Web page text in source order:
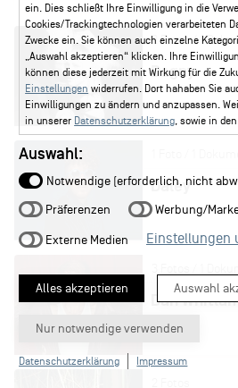
2 Fotos / 1
Dagny
Daley
Dan
ein. Dies schließt Ihre Einwilligung in die
Cookies/Trackingtechnologien verarbeiteten
Zwecke ein. Sie können auch einzelne
„Auswahl akzeptieren“ klicken. Ihre
können diese jederzeit mit Wirkung für die
Einstellungen widerrufen. Dort hahaben Sie
Einwilligungen zu ändern und anzupassen.
in unserer Datenschutzerklärung, sowie in den
Auswahl:
Notwendige (erforderlich, nicht
Präferenzen Werbung/
Externe Medien Einstellungen
Alles akzeptieren Auswahl
Nur notwendige verwenden
Datenschutzerklärung Impressum